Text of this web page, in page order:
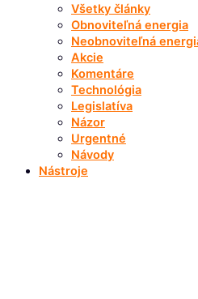
Všetky články
Obnoviteľná energia
Neobnoviteľná
Akcie
Komentáre
Technológia
Legislatíva
Názor
Urgentné
Návody
Nástroje